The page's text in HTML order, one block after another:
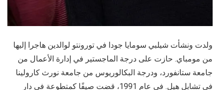
ولدت ونشأت شيلبي سومايا جودا في تورونتو لوالدين هاجرا إليها
من مومباي. حازت على درجة الماجستير في إدارة الأعمال من
جامعة ستانفورد، ودرجة البكالوريوس من جامعة نورث كارولينا
في تشابل هيل. في عام 1991، قضت صيفًا كمتطوعة في دار